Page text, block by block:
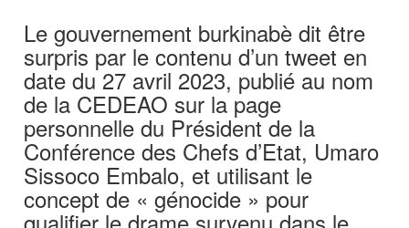
Le gouvernement burkinabè dit être
surpris par le contenu d’un tweet en
date du 27 avril 2023, publié au nom
de la CEDEAO sur la page
personnelle du Président de la
Conférence des Chefs d’Etat, Umaro
Sissoco Embalo, et utilisant le
concept de « génocide » pour